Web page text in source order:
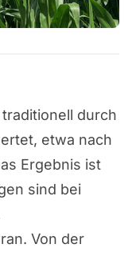
durch
etwa nach
Ergebnis ist
sind bei
Von der